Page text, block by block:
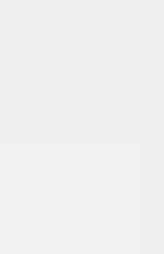
Jahr